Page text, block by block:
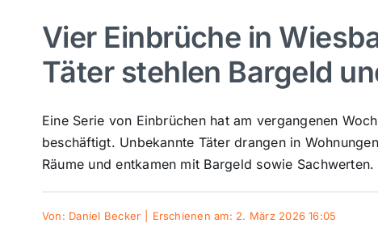
Vier Einbrüche in
Täter stehlen Bargeld
Eine Serie von Einbrüchen hat am vergangenen
beschäftigt. Unbekannte Täter drangen in
Räume und entkamen mit Bargeld sowie
Von: Daniel Becker Erschienen am: 2. März 2026 16:05